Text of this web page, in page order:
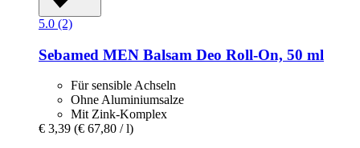
5.0 (2)
Sebamed MEN Balsam Deo Roll-​On, 50 ml
Für sensible Achseln
Ohne Aluminiumsalze
Mit Zink-Komplex
€ 3,39 (€ 67,80 / l)